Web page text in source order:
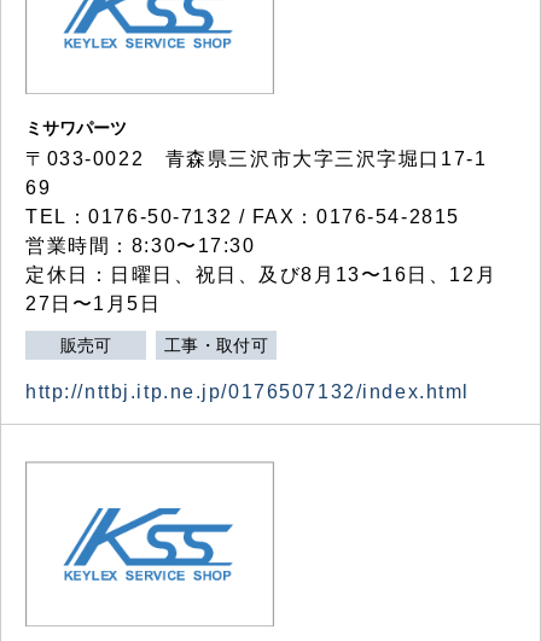
ミサワパーツ
〒033-0022 青森県三沢市大字三沢字堀口17-1
69
TEL：0176-50-7132 / FAX：0176-54-2815
営業時間：8:30〜17:30
定休日：日曜日、祝日、及び8月13〜16日、12月
27日〜1月5日
販売可 工事・取付可
http://nttbj.itp.ne.jp/0176507132/index.html